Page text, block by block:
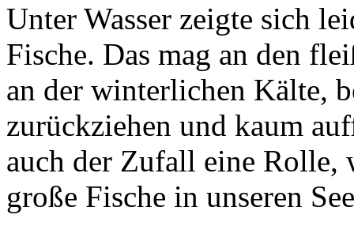
Unter Wasser zeigte sich
Fische. Das mag an den
an der winterlichen Kälte,
zurückziehen und kaum
auch der Zufall eine Rolle,
große Fische in unseren